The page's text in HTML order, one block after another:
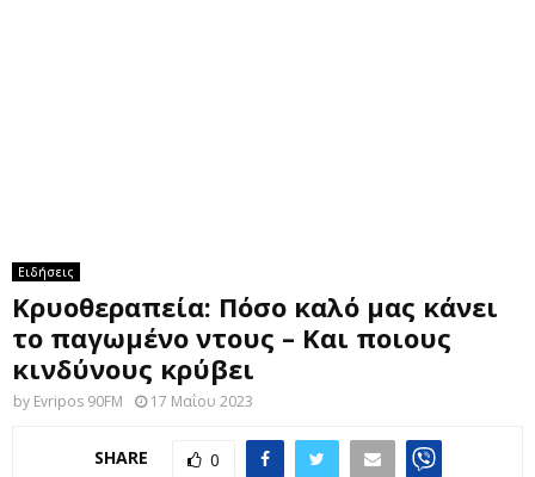
Ειδήσεις
Κρυοθεραπεία: Πόσο καλό μας κάνει
το παγωμένο ντους – Και ποιους
κινδύνους κρύβει
by Evripos 90FM 17 Μαΐου 2023
SHARE 0